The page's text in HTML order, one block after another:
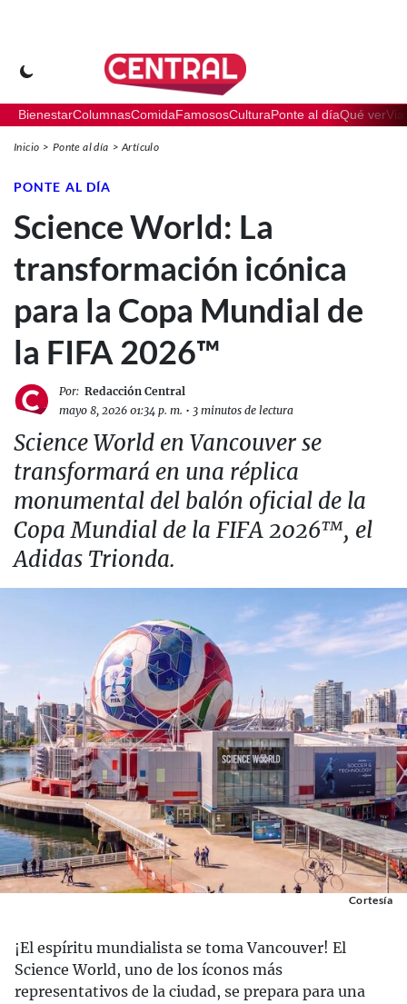
BienestarColumnasComidaFamososCulturaPonte al díaQué ver
Inicio Ponte al día Artículo
PONTE AL DÍA
Science World: La
transformación icónica
para la Copa Mundial de
la FIFA 2026™
Por: Redacción Central
mayo 8, 2026 01:34 p. m. • 3 minutos de lectura
Science World en Vancouver se
transformará en una réplica
monumental del balón oficial de la
Copa Mundial de la FIFA 2026™, el
Adidas Trionda.
Cortesía
¡El espíritu mundialista se toma Vancouver! El
Science World, uno de los íconos más
representativos de la ciudad, se prepara para una